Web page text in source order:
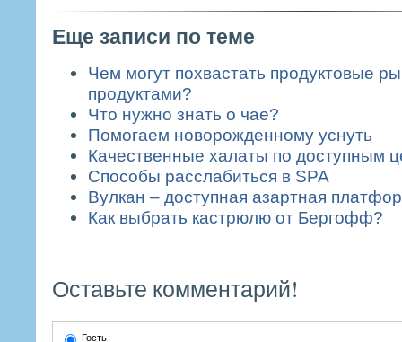
Еще записи по теме
Чем могут похвастать продуктовые
продуктами?
Что нужно знать о чае?
Помогаем новорожденному уснуть
Качественные халаты по доступным
Способы расслабиться в SPA
Вулкан – доступная азартная
Как выбрать кастрюлю от Бергофф?
Оставьте комментарий!
Гость